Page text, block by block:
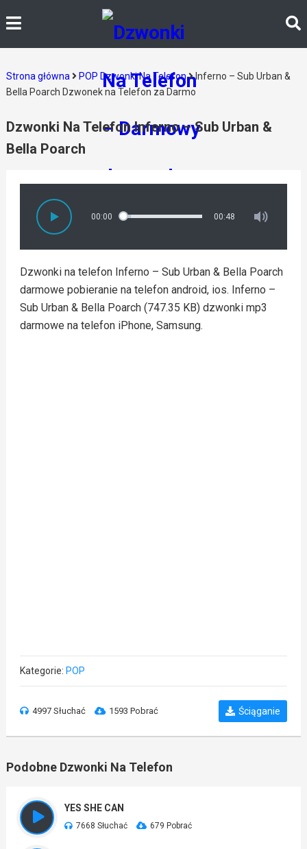
Strona główna POP Dzwonki Na Telefon
Inferno – Sub Urban &
Bella Poarch Dzwonek na Telefon za Darmo
Dzwonki Na Telefon Inferno – Sub Urban &
Bella Poarch
00:00 00:48
Dzwonki na telefon Inferno – Sub Urban & Bella Poarch
darmowe pobieranie na telefon android, ios. Inferno –
Sub Urban & Bella Poarch (747.35 KB) dzwonki mp3
darmowe na telefon iPhone, Samsung.
Kategorie: POP
4997 Słuchać 1593 Pobrać Ściąganie
Podobne Dzwonki Na Telefon
YES SHE CAN
7668 Słuchać 679 Pobrać